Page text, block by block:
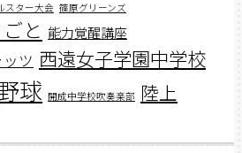
スター大会 篠原グリーンズ
と 能力覚醒講座
ツ 西遠女子学園中学校
球 開成中学校吹奏楽部 陸上